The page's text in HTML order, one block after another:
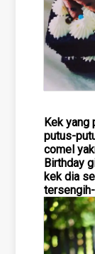
Kek yang
putus-
comel
Birthday
kek dia